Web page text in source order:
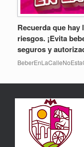
Recuerda que
riesgos. ¡Evita
seguros y